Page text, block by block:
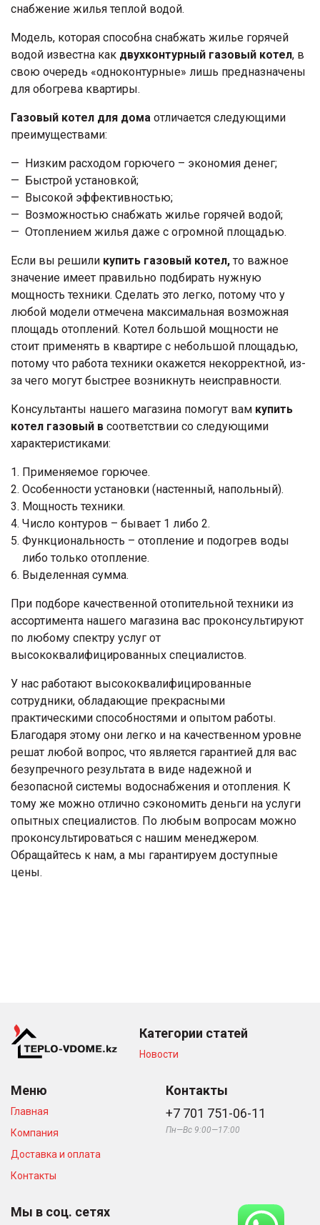
снабжение жилья теплой водой.
Модель, которая способна снабжать жилье горячей
водой известна как двухконтурный газовый котел, в
свою очередь «одноконтурные» лишь предназначены
для обогрева квартиры.
Газовый котел для дома отличается следующими
преимуществами:
Низким расходом горючего – экономия денег;
Быстрой установкой;
Высокой эффективностью;
Возможностью снабжать жилье горячей водой;
Отоплением жилья даже с огромной площадью.
Если вы решили купить газовый котел, то важное
значение имеет правильно подбирать нужную
мощность техники. Сделать это легко, потому что у
любой модели отмечена максимальная возможная
площадь отоплений. Котел большой мощности не
стоит применять в квартире с небольшой площадью,
потому что работа техники окажется некорректной, из-
за чего могут быстрее возникнуть неисправности.
Консультанты нашего магазина помогут вам купить
котел газовый в соответствии со следующими
характеристиками:
Применяемое горючее.
Особенности установки (настенный, напольный).
Мощность техники.
Число контуров – бывает 1 либо 2.
Функциональность – отопление и подогрев воды
либо только отопление.
Выделенная сумма.
При подборе качественной отопительной техники из
ассортимента нашего магазина вас проконсультируют
по любому спектру услуг от
высококвалифицированных специалистов.
У нас работают высококвалифицированные
сотрудники, обладающие прекрасными
практическими способностями и опытом работы.
Благодаря этому они легко и на качественном уровне
решат любой вопрос, что является гарантией для вас
безупречного результата в виде надежной и
безопасной системы водоснабжения и отопления. К
тому же можно отлично сэкономить деньги на услуги
опытных специалистов. По любым вопросам можно
проконсультироваться с нашим менеджером.
Обращайтесь к нам, а мы гарантируем доступные
цены.
Категории статей
Новости
Меню
Главная
Компания
Доставка и оплата
Контакты
Контакты
+7 701 751-06-11
Пн—Вс 9:00—17:00
Мы в соц. сетях